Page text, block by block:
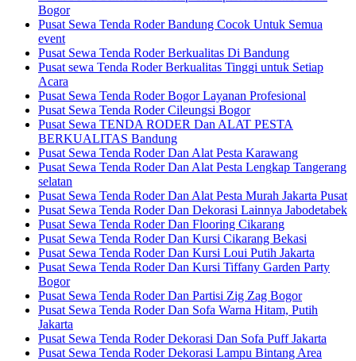
Bogor
Pusat Sewa Tenda Roder Bandung Cocok Untuk Semua
event
Pusat Sewa Tenda Roder Berkualitas Di Bandung
Pusat sewa Tenda Roder Berkualitas Tinggi untuk Setiap
Acara
Pusat Sewa Tenda Roder Bogor Layanan Profesional
Pusat Sewa Tenda Roder Cileungsi Bogor
Pusat Sewa TENDA RODER Dan ALAT PESTA
BERKUALITAS Bandung
Pusat Sewa Tenda Roder Dan Alat Pesta Karawang
Pusat Sewa Tenda Roder Dan Alat Pesta Lengkap Tangerang
selatan
Pusat Sewa Tenda Roder Dan Alat Pesta Murah Jakarta Pusat
Pusat Sewa Tenda Roder Dan Dekorasi Lainnya Jabodetabek
Pusat Sewa Tenda Roder Dan Flooring Cikarang
Pusat Sewa Tenda Roder Dan Kursi Cikarang Bekasi
Pusat Sewa Tenda Roder Dan Kursi Loui Putih Jakarta
Pusat Sewa Tenda Roder Dan Kursi Tiffany Garden Party
Bogor
Pusat Sewa Tenda Roder Dan Partisi Zig Zag Bogor
Pusat Sewa Tenda Roder Dan Sofa Warna Hitam, Putih
Jakarta
Pusat Sewa Tenda Roder Dekorasi Dan Sofa Puff Jakarta
Pusat Sewa Tenda Roder Dekorasi Lampu Bintang Area